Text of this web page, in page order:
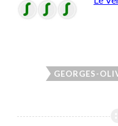
GEORGES-